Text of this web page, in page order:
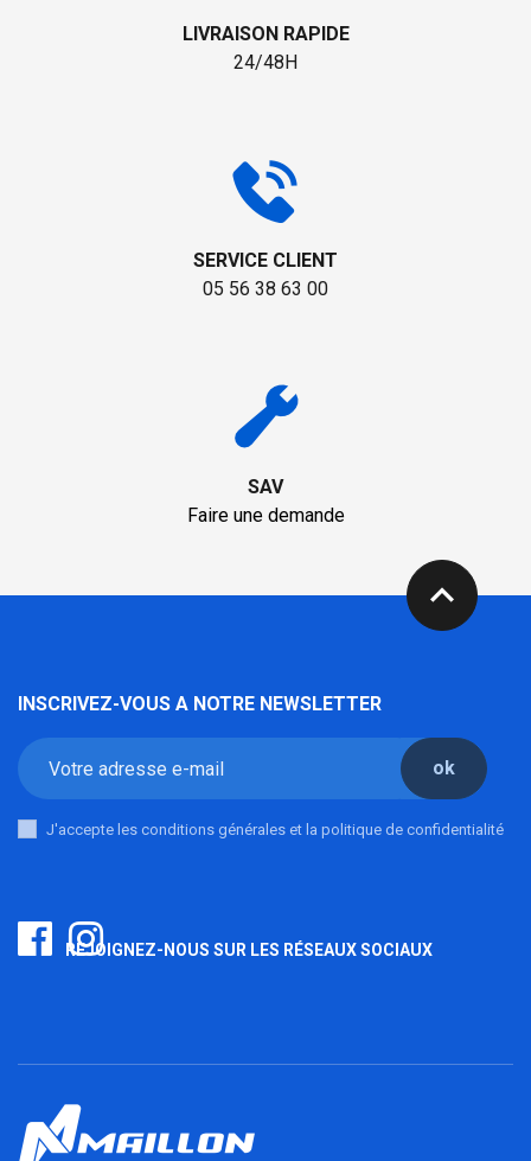
LIVRAISON RAPIDE
24/48H
SERVICE CLIENT
05 56 38 63 00
SAV
Faire une demande
expand_less
INSCRIVEZ-VOUS A NOTRE NEWSLETTER
ok
J'accepte les conditions générales et la politique de confidentialité
REJOIGNEZ-NOUS SUR LES RÉSEAUX SOCIAUX